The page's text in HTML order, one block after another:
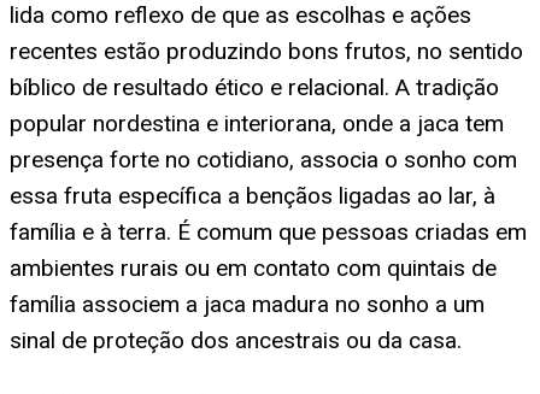
lida como reflexo de que as escolhas e ações
recentes estão produzindo bons frutos, no sentido
bíblico de resultado ético e relacional. A tradição
popular nordestina e interiorana, onde a jaca tem
presença forte no cotidiano, associa o sonho com
essa fruta específica a bençãos ligadas ao lar, à
família e à terra. É comum que pessoas criadas em
ambientes rurais ou em contato com quintais de
família associem a jaca madura no sonho a um
sinal de proteção dos ancestrais ou da casa.